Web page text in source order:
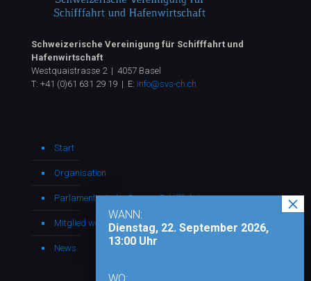
Schweizerische Vereinigung für Schifffahrt und
Hafenwirtschaft
Westquaistrasse 2 | 4057 Basel
T: +41 (0)61 631 29 19 | E: info@svs-ch.ch
Start
Organisation
Parlamentarische Gruppe Schifffahrt
Mitglied werden
News
WANN:
Dienstag, 22. September 2026,
13:00 Uhr